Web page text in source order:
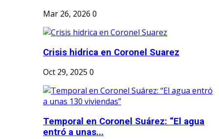
Mar 26, 2026 0
Crisis hidrica en Coronel Suarez
Oct 29, 2025 0
Temporal en Coronel Suárez: “El agua
entró a unas...